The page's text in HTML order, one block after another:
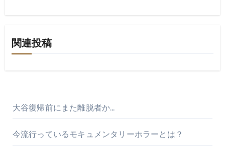
関連投稿
大谷復帰前にまた離脱者か…
今流行っているモキュメンタリーホラーとは？